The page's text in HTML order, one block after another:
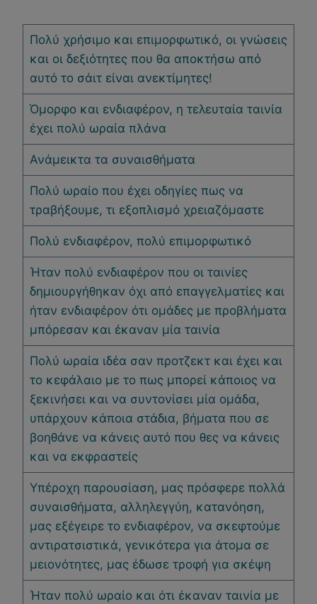
Πολύ χρήσιμο και επιμορφωτικό, οι γνώσεις
και οι δεξιότητες που θα αποκτήσω από
αυτό το σάιτ είναι ανεκτίμητες!
Όμορφο και ενδιαφέρον, η τελευταία ταινία
έχει πολύ ωραία πλάνα
Ανάμεικτα τα συναισθήματα
Πολύ ωραίο που έχει οδηγίες πως να
τραβήξουμε, τι εξοπλισμό χρειαζόμαστε
Πολύ ενδιαφέρον, πολύ επιμορφωτικό
Ήταν πολύ ενδιαφέρον που οι ταινίες
δημιουργήθηκαν όχι από επαγγελματίες και
ήταν ενδιαφέρον ότι ομάδες με προβλήματα
μπόρεσαν και έκαναν μία ταινία
Πολύ ωραία ιδέα σαν προτζεκτ και έχει και
το κεφάλαιο με το πως μπορεί κάποιος να
ξεκινήσει και να συντονίσει μία ομάδα,
υπάρχουν κάποια στάδια, βήματα που σε
βοηθάνε να κάνεις αυτό που θες να κάνεις
και να εκφραστείς
Υπέροχη παρουσίαση, μας πρόσφερε πολλά
συναισθήματα, αλληλεγγύη, κατανόηση,
μας εξέγειρε το ενδιαφέρον, να σκεφτούμε
αντιρατσιστικά, γενικότερα για άτομα σε
μειονότητες, μας έδωσε τροφή για σκέψη
Ήταν πολύ ωραίο και ότι έκαναν ταινία με